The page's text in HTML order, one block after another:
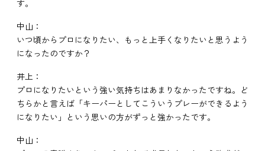
す。
中山：
いつ頃からプロになりたい、もっと上手くなりたいと思うよう
になったのですか？
井上：
プロになりたいという強い気持ちはあまりなかったですね。ど
ちらかと言えば「キーパーとしてこういうプレーができるよう
になりたい」という思いの方がずっと強かったです。
中山：